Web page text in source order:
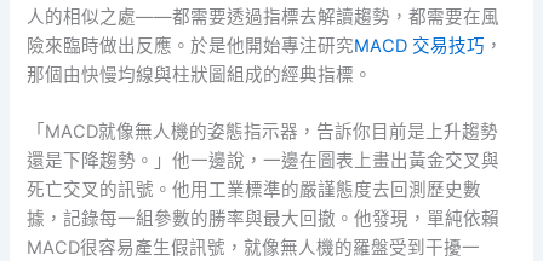
人的相似之處——都需要透過指標去解讀趨勢，都需要在風
險來臨時做出反應。於是他開始專注研究MACD 交易技巧 ，
那個由快慢均線與柱狀圖組成的經典指標。
「MACD就像無人機的姿態指示器，告訴你目前是上升趨勢
還是下降趨勢。」他一邊說，一邊在圖表上畫出黃金交叉與
死亡交叉的訊號。他用工業標準的嚴謹態度去回測歷史數
據，記錄每一組參數的勝率與最大回撤。他發現，單純依賴
MACD很容易產生假訊號，就像無人機的羅盤受到干擾一